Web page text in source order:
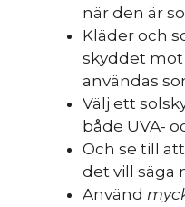
när den är
Kläder och
skyddet mot
användas
Välj ett
både UVA-
Och se till
det vill säga
Använd